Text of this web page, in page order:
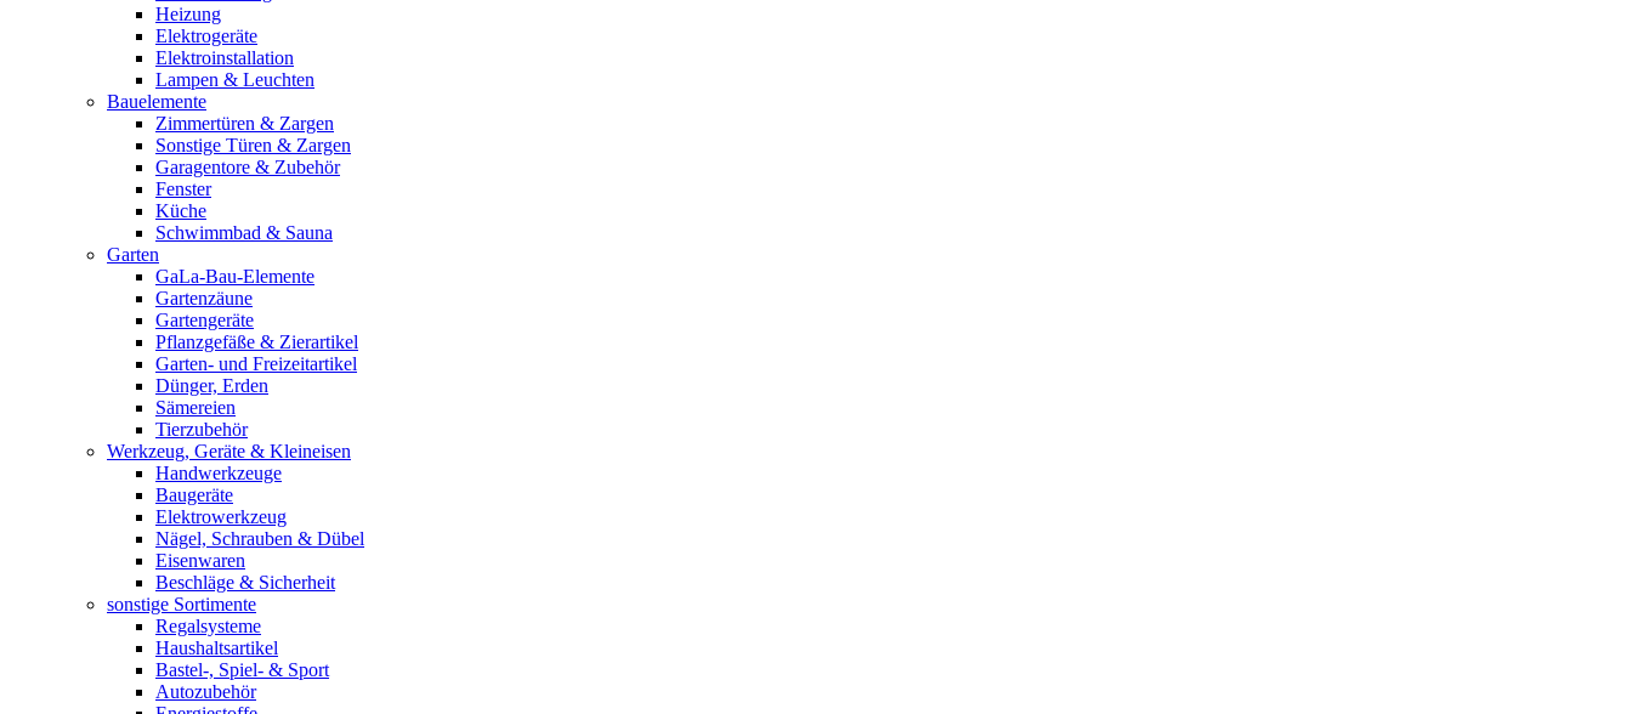
Heizung
Elektrogeräte
Elektroinstallation
Lampen & Leuchten
Bauelemente
Zimmertüren & Zargen
Sonstige Türen & Zargen
Garagentore & Zubehör
Fenster
Küche
Schwimmbad & Sauna
Garten
GaLa-Bau-Elemente
Gartenzäune
Gartengeräte
Pflanzgefäße & Zierartikel
Garten- und Freizeitartikel
Dünger, Erden
Sämereien
Tierzubehör
Werkzeug, Geräte & Kleineisen
Handwerkzeuge
Baugeräte
Elektrowerkzeug
Nägel, Schrauben & Dübel
Eisenwaren
Beschläge & Sicherheit
sonstige Sortimente
Regalsysteme
Haushaltsartikel
Bastel-, Spiel- & Sport
Autozubehör